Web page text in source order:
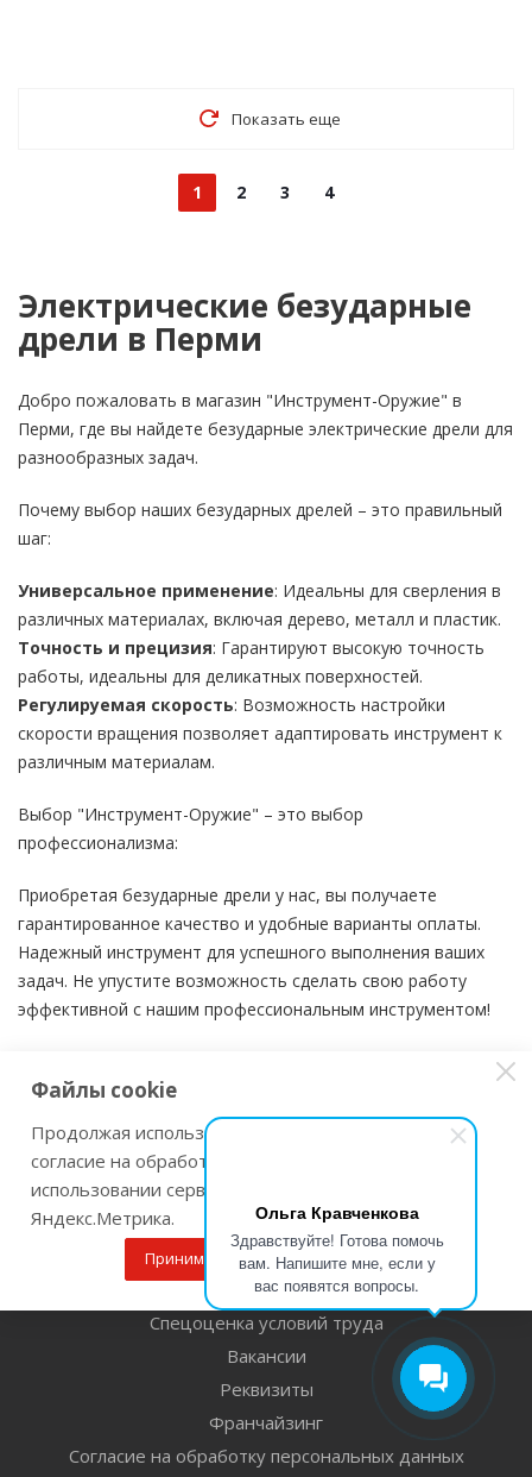
Ольга Кравченкова
Здравствуйте! Готова помочь
вам. Напишите мне, если у
вас появятся вопросы.
Показать еще
1 2 3 4
Электрические безударные
дрели в Перми
Добро пожаловать в магазин "Инструмент-Оружие" в
Перми, где вы найдете безударные электрические дрели для
разнообразных задач.
Почему выбор наших безударных дрелей – это правильный
шаг:
Универсальное применение: Идеальны для сверления в
различных материалах, включая дерево, металл и пластик.
Точность и прецизия: Гарантируют высокую точность
работы, идеальны для деликатных поверхностей.
Регулируемая скорость: Возможность настройки
скорости вращения позволяет адаптировать инструмент к
различным материалам.
Выбор "Инструмент-Оружие" – это выбор
профессионализма:
Приобретая безударные дрели у нас, вы получаете
гарантированное качество и удобные варианты оплаты.
Надежный инструмент для успешного выполнения ваших
задач. Не упустите возможность сделать свою работу
эффективной с нашим профессиональным инструментом!
Новости
Магазины
Оферта
Спецоценка условий труда
Вакансии
Реквизиты
Франчайзинг
Согласие на обработку персональных данных
Файлы cookie
Продолжая использовать наш сайт Вы даете
согласие на обработку файлов cookie и
использовании сервисов веб-аналитики
Яндекс.Метрика.
Принимаю Подробнее